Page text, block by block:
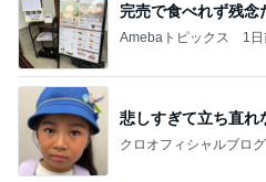
完売で食べれず残念
Amebaトピックス 1
悲しすぎて立ち直れ
クロオフィシャルブロ